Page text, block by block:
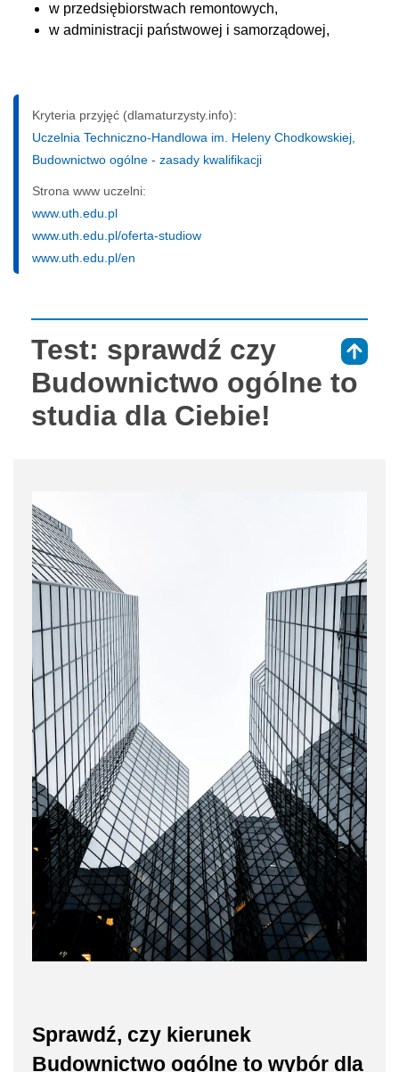
w przedsiębiorstwach remontowych,
w administracji państwowej i samorządowej,
Kryteria przyjęć (dlamaturzysty.info):
Uczelnia Techniczno-Handlowa im. Heleny Chodkowskiej,
Budownictwo ogólne - zasady kwalifikacji
Strona www uczelni:
www.uth.edu.pl
www.uth.edu.pl/oferta-studiow
www.uth.edu.pl/en
Test: sprawdź czy
Budownictwo ogólne to
studia dla Ciebie!
Sprawdź, czy kierunek
Budownictwo ogólne to wybór dla